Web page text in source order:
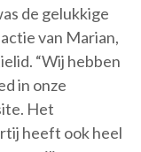
de gelukkige
van Marian,
“Wij hebben
in onze
Het
heeft ook heel